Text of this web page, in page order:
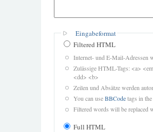
Eingabeformat
Filtered HTML
Internet- und E-Mail-Adressen
Zulässige HTML-Tags: <a>
<dd> <b>
Zeilen und Absätze werden
You can useBBCodetags in
Filtered words will be replaced
Full HTML